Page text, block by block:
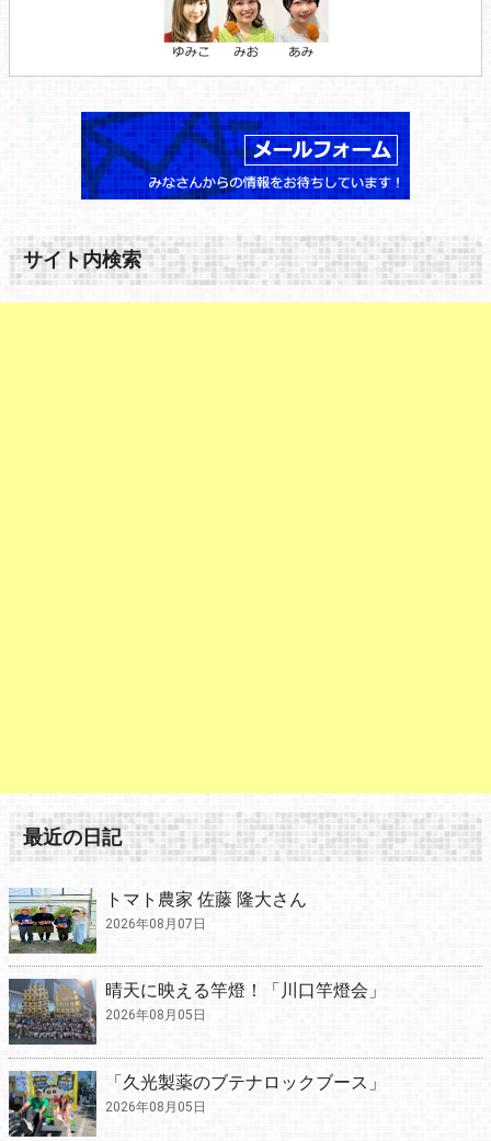
サイト内検索
最近の日記
トマト農家 佐藤 隆大さん
2026年08月07日
晴天に映える竿燈！「川口竿燈会」
2026年08月05日
「久光製薬のブテナロックブース」
2026年08月05日